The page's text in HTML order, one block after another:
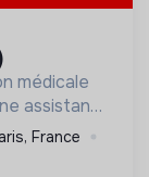
médicale
assistance
estFrance